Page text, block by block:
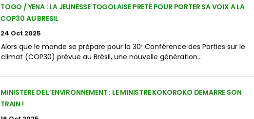
TOGO / YENA : LA JEUNESSE TOGOLAISE PRETE POUR PORTER SA VOIX A LA
COP30 AU BRESIL
24 Oct 2025
Alors que le monde se prépare pour la 30ᵉ Conférence des Parties sur le
climat (COP30) prévue au Brésil, une nouvelle génération…
MINISTERE DE L’ENVIRONNEMENT : LE MINISTRE KOKOROKO DEMARRE SON
TRAIN !